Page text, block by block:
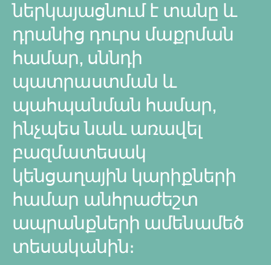
ներկայացնում է տանը և
դրանից դուրս մաքրման
համար, սննդի
պատրաստման և
պահպանման համար,
ինչպես նաև առավել
բազմատեսակ
կենցաղային կարիքների
համար անհրաժեշտ
ապրանքների ամենամեծ
տեսականին։